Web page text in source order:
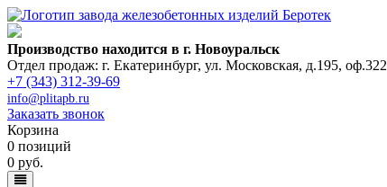
Производство находится в г. Новоуральск
Отдел продаж: г. Екатеринбург, ул. Московская, д.195, оф.322
+7 (343) 312-39-69
info@plitapb.ru
Заказать звонок
Корзина
0 позиций
0 руб.